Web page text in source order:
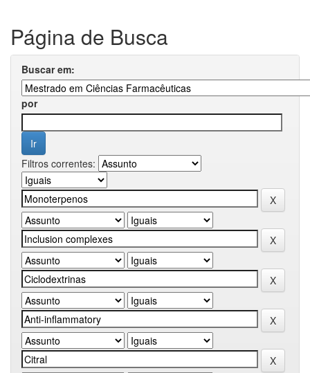
Página de Busca
Buscar em:
por
Filtros correntes: